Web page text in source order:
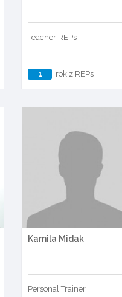
Teacher REPs
1 rok z REPs
Kamila Midak
Personal Trainer